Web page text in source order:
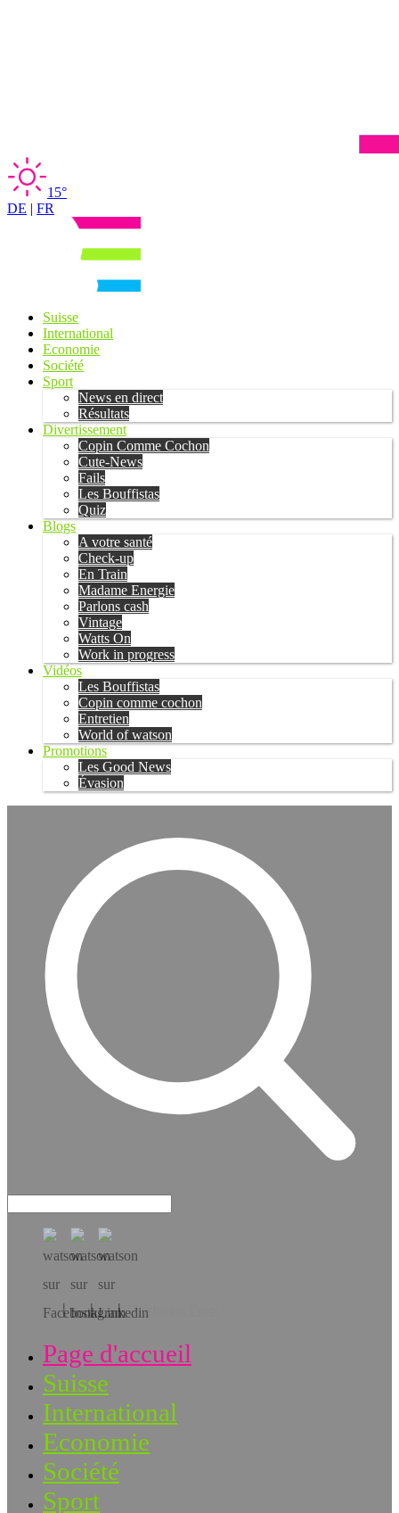
15°
DE | FR
Suisse
International
Economie
Société
Sport
News en direct
Résultats
Divertissement
Copin Comme Cochon
Cute-News
Fails
Les Bouffistas
Quiz
Blogs
A votre santé
Check-up
En Train
Madame Energie
Parlons cash
Vintage
Watts On
Work in progress
Vidéos
Les Bouffistas
Copin comme cochon
Entretien
World of watson
Promotions
Les Good News
Évasion
Téléchargez l’app!
Page d'accueil
Suisse
International
Economie
Société
Sport